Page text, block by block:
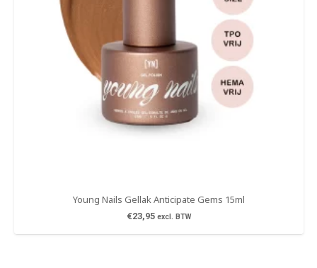
Young Nails Gellak Anticipate Gems 15ml
€23,95 excl. BTW